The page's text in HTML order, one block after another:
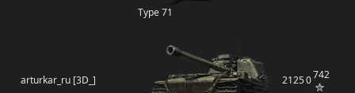
Type 71
arturkar_ru [3D_] 21250742